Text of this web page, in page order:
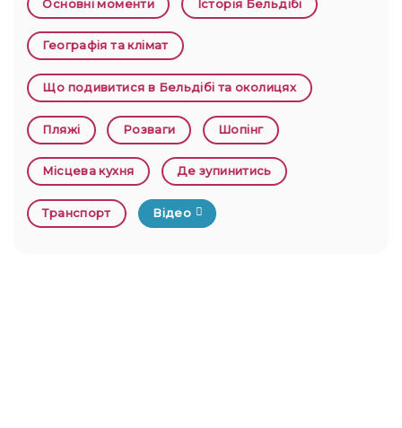
Основні моменти Історія Бельдібі
Географія та клімат
Що подивитися в Бельдібі та околицях
Пляжі Розваги Шопінг
Місцева кухня Де зупинитись
Транспорт Відео